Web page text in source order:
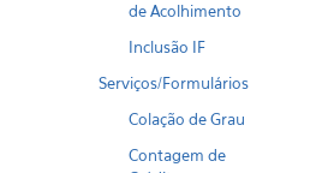
de Acolhimento
Inclusão IF
Serviços/Formulários
Colação de Grau
Contagem de